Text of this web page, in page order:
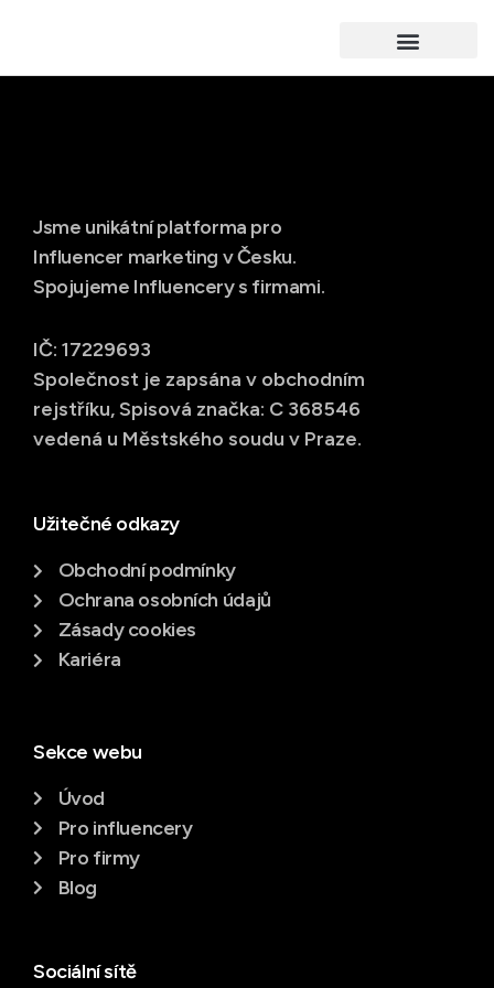
Jsme unikátní platforma pro
Influencer marketing v Česku.
Spojujeme Influencery s firmami.
IČ: 17229693
Společnost je zapsána v obchodním
rejstříku, Spisová značka: C 368546
vedená u Městského soudu v Praze.
Užitečné odkazy
Obchodní podmínky
Ochrana osobních údajů
Zásady cookies
Kariéra
Sekce webu
Úvod
Pro influencery
Pro firmy
Blog
Sociální sítě